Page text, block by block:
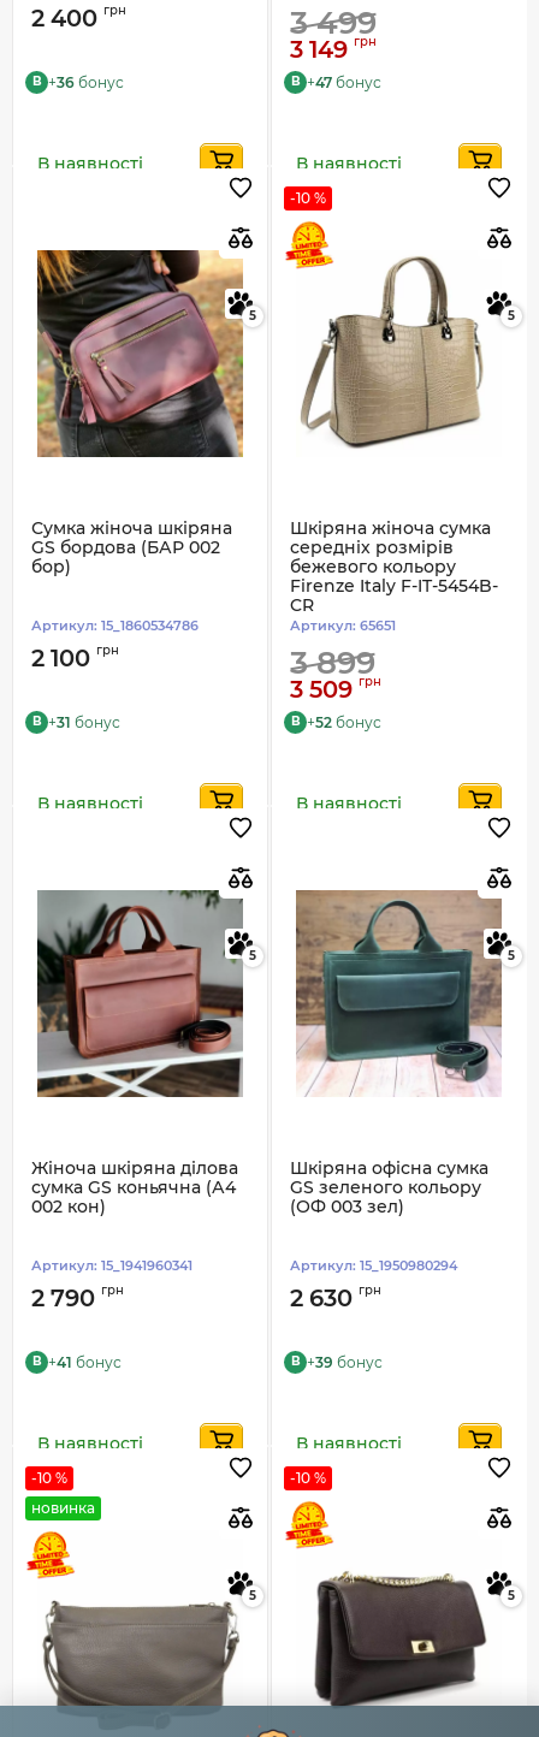
2 400 грн
B +36 бонус
В наявності
3 499
3 149 грн
B +47 бонус
В наявності
5
Сумка жіноча шкіряна
GS бордова (БАР 002
бор)
Артикул: 15_1860534786
2 100 грн
B +31 бонус
В наявності
-10 %
5
Шкіряна жіноча сумка
середніх розмірів
бежевого кольору
Firenze Italy F-IT-5454B-
CR
Артикул: 65651
3 899
3 509 грн
B +52 бонус
В наявності
5
Жіноча шкіряна ділова
сумка GS коньячна (А4
002 кон)
Артикул: 15_1941960341
2 790 грн
B +41 бонус
В наявності
5
Шкіряна офісна сумка
GS зеленого кольору
(ОФ 003 зел)
Артикул: 15_1950980294
2 630 грн
B +39 бонус
В наявності
-10 %
новинка
5
-10 %
5